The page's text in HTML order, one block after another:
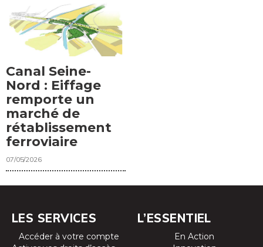
Canal Seine-
Nord : Eiffage
remporte un
marché de
rétablissement
ferroviaire
07/05/2026
LES SERVICES
Accéder à votre compte
L’ESSENTIEL
En Action